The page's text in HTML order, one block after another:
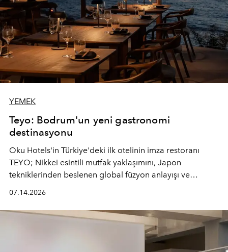
YEMEK
Teyo: Bodrum'un yeni gastronomi
destinasyonu
Oku Hotels'in Türkiye'deki ilk otelinin imza restoranı
TEYO; Nikkei esintili mutfak yaklaşımını, Japon
tekniklerinden beslenen global füzyon anlayışı ve
07.14.2026